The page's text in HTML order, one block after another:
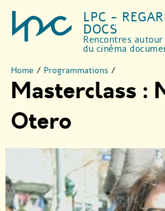
LPC -
DOCS
Rencontres autour
du cinéma
Home / Programmations /
Masterclass :
Otero